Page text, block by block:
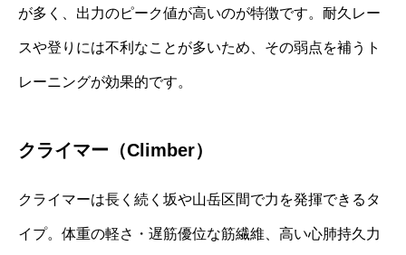
が多く、出力のピーク値が高いのが特徴です。耐久レー
スや登りには不利なことが多いため、その弱点を補うト
レーニングが効果的です。
クライマー（Climber）
クライマーは長く続く坂や山岳区間で力を発揮できるタ
イプ。体重の軽さ・遅筋優位な筋繊維、高い心肺持久力